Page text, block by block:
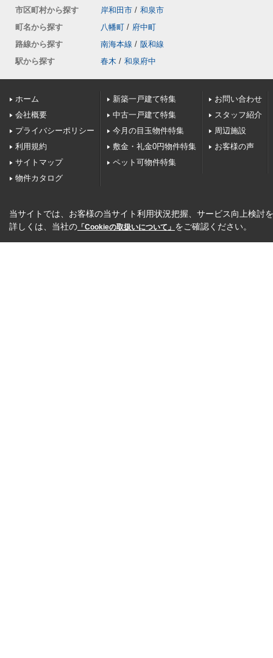
市区町村から探す 岸和田市 / 和泉市
町名から探す
八幡町 / 府中町
路線から探す
南海本線 / 阪和線
駅から探す
春木 / 和泉府中
ホーム
会社概要
プライバシーポリシー
利用規約
サイトマップ
物件カタログ
新築一戸建て特集
中古一戸建て特集
今月の目玉物件特集
敷金・礼金0円物件特集
ペット可物件特集
お問い合わせ
スタッフ紹介
周辺施設
お客様の声
当サイトでは、お客様の当サイト利用状況把握、サービス向上検討
詳しくは、当社の 「Cookieの取扱いについて」 をご確認ください。